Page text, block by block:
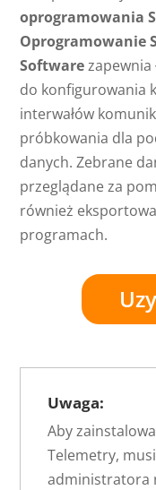
oprogramowania
Oprogramowanie
Softwarezapewnia
do konfigurowania
interwałów
próbkowania dla
danych. Zebrane
przeglądane za
również
programach.
Uwaga:
Aby
Telemetry,
administratora